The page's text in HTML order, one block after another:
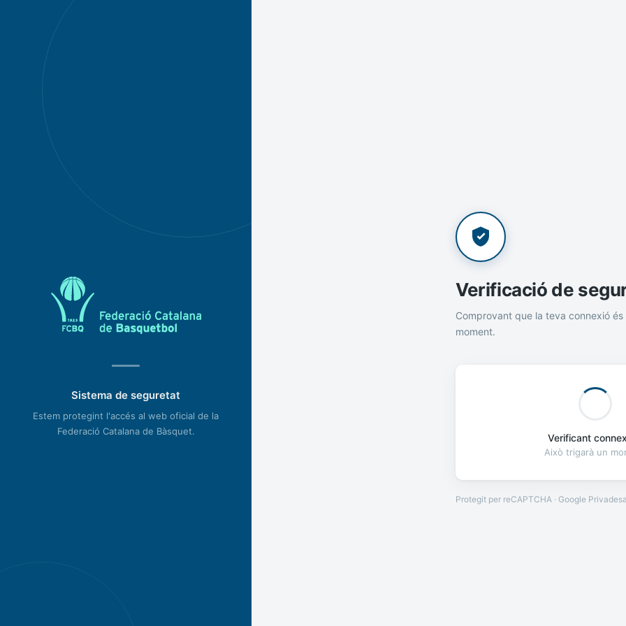
Sistema de seguretat
Estem protegint l'accés al web oficial de la
Federació Catalana de Bàsquet.
Verificació de
Comprovant que la teva connexió és
moment.
Verificant
Això trigarà un
Protegit per reCAPTCHA · Google Privadesa